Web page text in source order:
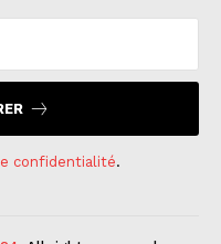
confidentialité.